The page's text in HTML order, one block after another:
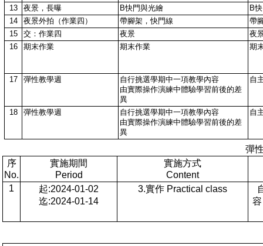
13
夜景，長曝 B快門與光繪
B
14
夜景外拍（作業四） 帶腳架，快門線
帶
15
交：作業四 夜景
夜
16
期末作業 期末作業 期
17 彈性教學週
自行挑選學期中一項教學內容
由實際操作演練中體驗學習前後的差
異
自
18 彈性教學週
自行挑選學期中一項教學內容
由實際操作演練中體驗學習前後的差
異
自
彈
序
No.
實施期間
Period
實施方式
Content
1
起:2024-01-02
迄:2024-01-14
3.實作 Practical class